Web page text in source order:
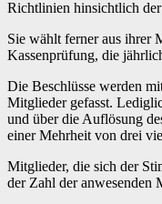
Richtlinien hinsichtlich
Sie wählt ferner aus ihrer
Kassenprüfung, die
Die Beschlüsse werden
Mitglieder gefasst.
und über die Auflösung
einer Mehrheit von drei
Mitglieder, die sich der
der Zahl der anwesenden